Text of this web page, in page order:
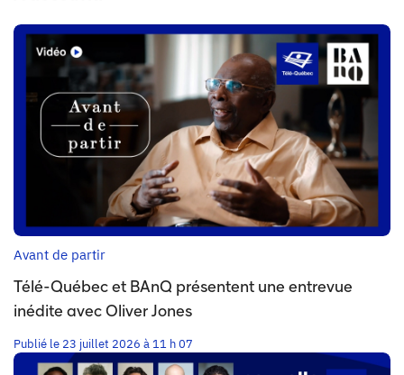
Avant de partir
Télé-Québec et BAnQ présentent une entrevue
inédite avec Oliver Jones
Publié le 23 juillet 2026 à 11 h 07